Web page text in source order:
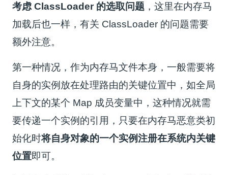
考虑 ClassLoader 的选取问题 ，这里在内存马
加载后也一样，有关 ClassLoader 的问题需要
额外注意。
第一种情况，作为内存马文件本身，一般需要将
自身的实例放在处理路由的关键位置中，如全局
上下文的某个 Map 成员变量中，这种情况就需
要传递一个实例的引用，只要在内存马恶意类初
始化时将自身对象的一个实例注册在系统内关键
位置即可。